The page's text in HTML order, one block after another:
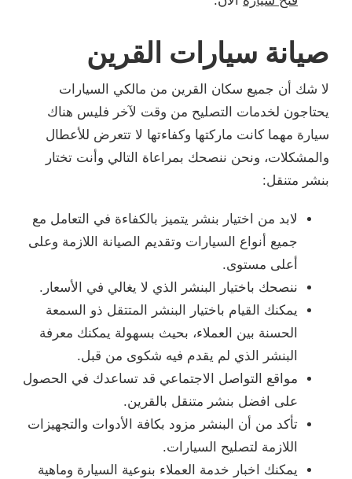
صيانة سيارات القرين
لا شك أن جميع سكان القرين من مالكي السيارات
يحتاجون لخدمات التصليح من وقت لآخر فليس هناك
سيارة مهما كانت ماركتها وكفاءتها لا تتعرض للأعطال
والمشكلات، ونحن ننصحك بمراعاة التالي وأنت تختار
بنشر متنقل:
لابد من اختيار بنشر يتميز بالكفاءة في التعامل مع
جميع أنواع السيارات وتقديم الصيانة اللازمة وعلى
أعلى مستوى.
ننصحك باختيار البنشر الذي لا يغالي في الأسعار.
يمكنك القيام باختيار البنشر المتتقل ذو السمعة
الحسنة بين العملاء، بحيث بسهولة يمكنك معرفة
البنشر الذي لم يقدم فيه شكوى من قبل.
مواقع التواصل الاجتماعي قد تساعدك في الحصول
على افضل بنشر متنقل بالقرين.
تأكد من أن البنشر مزود بكافة الأدوات والتجهيزات
اللازمة لتصليح السيارات.
يمكنك اخبار خدمة العملاء بنوعية السيارة وماهية